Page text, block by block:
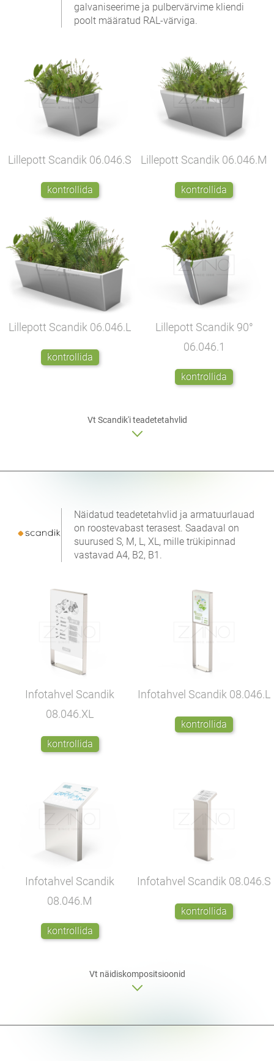
galvaniseerime ja pulbervärvime kliendi
poolt määratud RAL-värviga.
Lillepott Scandik 06.046.S
kontrollida
Lillepott Scandik 06.046.M
kontrollida
Lillepott Scandik 06.046.L
kontrollida
Lillepott Scandik 90°
06.046.1
kontrollida
Vt Scandik'iteadetetahvlid
Näidatud teadetetahvlid ja armatuurlauad
on roostevabast terasest. Saadaval on
suurused S, M, L, XL, mille trükipinnad
vastavad A4, B2, B1.
Infotahvel Scandik
08.046.XL
kontrollida
Infotahvel Scandik 08.046.L
kontrollida
Infotahvel Scandik
08.046.M
kontrollida
Infotahvel Scandik 08.046.S
kontrollida
Vt näidiskompositsioonid